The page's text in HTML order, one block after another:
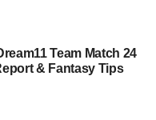
Team Match 24
& Fantasy Tips